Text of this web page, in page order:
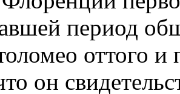
период
оттого и
он